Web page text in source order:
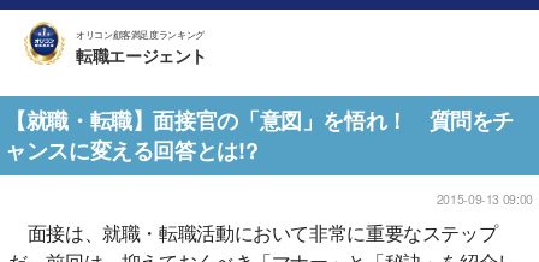
オリコン顧客満足度ランキング
転職エージェント
【就職・転職】面接官の「意図」を悟れ！ 質問をチ
ャンスに変える回答とは!?
2015-09-13 09:00
面接は、就職・転職活動において非常に重要なステップ